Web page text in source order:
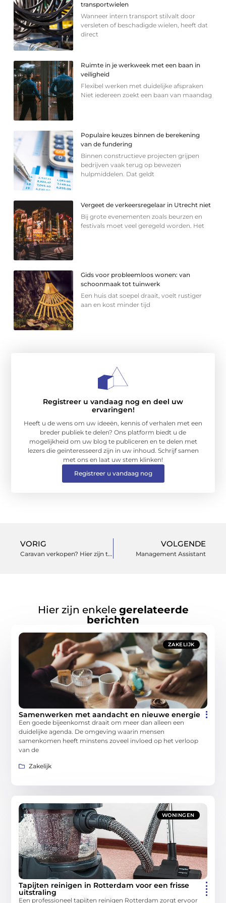
transportwielen
Wanneer intern transport stilvalt door
versleten of beschadigde wielen, heeft dat
direct
Ruimte in je werkweek met een baan in
veiligheid
Flexibel werken met duidelijke afspraken
Niet iedereen zoekt een baan van maandag
Populaire keuzes binnen de berekening
van de fundering
Binnen constructieve projecten grijpen
bedrijven vaak terug op bewezen
hulpmiddelen. Dat geldt
Vergeet de verkeersregelaar in Utrecht niet
Bij grote evenementen zoals beurzen en
festivals moet veel geregeld worden. Het
Gids voor probleemloos wonen: van
schoonmaak tot tuinwerk
Een huis dat soepel draait, voelt rustiger
aan en kost minder tijd
Registreer u vandaag nog en deel uw
ervaringen!
Heeft u de wens om uw ideeën, kennis of verhalen met een
breder publiek te delen? Ons platform biedt u de
mogelijkheid om uw blog te publiceren en te delen met
lezers die geïnteresseerd zijn in uw inhoud. Schrijf samen
met ons en laat uw stem klinken!
Registreer u vandaag nog
VORIG
Caravan verkopen? Hier zijn tips waar u echt iets aan heeft!
VOLGENDE
Management Assistant
Hier zijn enkele gerelateerde
berichten
ZAKELIJK
Samenwerken met aandacht en nieuwe energie
Een goede bijeenkomst draait om meer dan alleen een
duidelijke agenda. De omgeving waarin mensen
samenkomen heeft minstens zoveel invloed op het verloop
van de
Zakelijk
WONINGEN
Tapijten reinigen in Rotterdam voor een frisse
uitstraling
Een professioneel tapijten reinigen Rotterdam zorgt ervoor